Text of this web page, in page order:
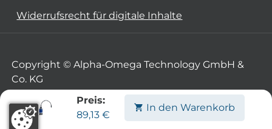
Preis:
89,13€
In den Warenkorb
Widerrufsrecht für digitale Inhalte
Copyright © Alpha-Omega Technology GmbH &
Co. KG